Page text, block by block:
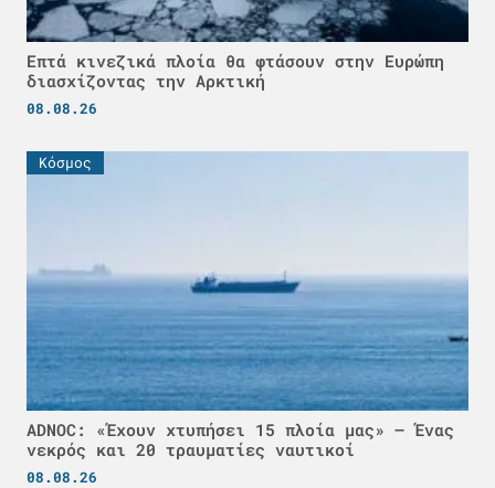
Επτά κινεζικά πλοία θα φτάσουν στην Ευρώπη
διασχίζοντας την Αρκτική
08.08.26
Κόσμος
ADNOC: «Έχουν χτυπήσει 15 πλοία μας» – Ένας
νεκρός και 20 τραυματίες ναυτικοί
08.08.26